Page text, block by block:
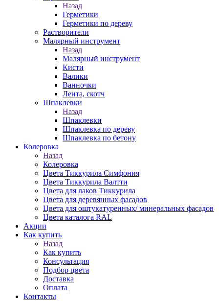
Назад
Герметики
Герметики по дереву
Растворители
Малярный инструмент
Назад
Малярный инструмент
Кисти
Валики
Ванночки
Лента, скотч
Шпаклевки
Назад
Шпаклевки
Шпаклевка по дереву
Шпаклевка по бетону
Колеровка
Назад
Колеровка
Цвета Тиккурила Симфония
Цвета Тиккурила Валтти
Цвета для лаков Тиккурила
Цвета для деревянных фасадов
Цвета для оштукатуренных/ минеральных фасадов
Цвета каталога RAL
Акции
Как купить
Назад
Как купить
Консультация
Подбор цвета
Доставка
Оплата
Контакты